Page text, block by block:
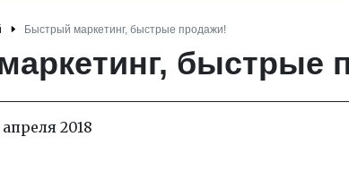
Быстрый маркетинг, быстрые продажи!
быстрые
апреля 2018